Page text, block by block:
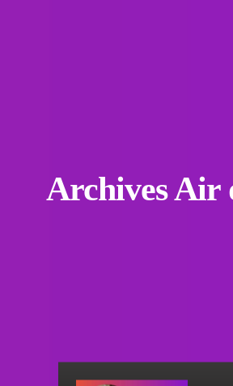
Archives Air